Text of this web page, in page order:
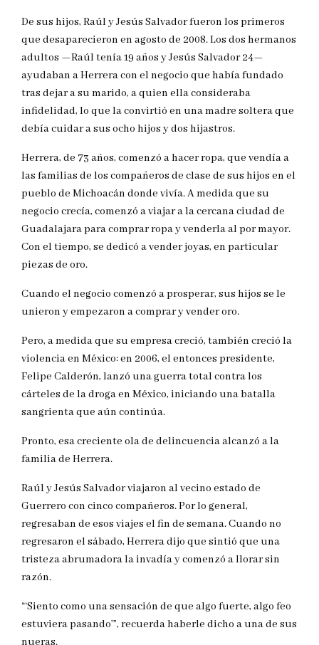
De sus hijos, Raúl y Jesús Salvador fueron los primeros
que desaparecieron en agosto de 2008. Los dos hermanos
adultos —Raúl tenía 19 años y Jesús Salvador 24—
ayudaban a Herrera con el negocio que había fundado
tras dejar a su marido, a quien ella consideraba
infidelidad, lo que la convirtió en una madre soltera que
debía cuidar a sus ocho hijos y dos hijastros.
Herrera, de 73 años, comenzó a hacer ropa, que vendía a
las familias de los compañeros de clase de sus hijos en el
pueblo de Michoacán donde vivía. A medida que su
negocio crecía, comenzó a viajar a la cercana ciudad de
Guadalajara para comprar ropa y venderla al por mayor.
Con el tiempo, se dedicó a vender joyas, en particular
piezas de oro.
Cuando el negocio comenzó a prosperar, sus hijos se le
unieron y empezaron a comprar y vender oro.
Pero, a medida que su empresa creció, también creció la
violencia en México: en 2006, el entonces presidente,
Felipe Calderón, lanzó una guerra total contra los
cárteles de la droga en México, iniciando una batalla
sangrienta que aún continúa.
Pronto, esa creciente ola de delincuencia alcanzó a la
familia de Herrera.
Raúl y Jesús Salvador viajaron al vecino estado de
Guerrero con cinco compañeros. Por lo general,
regresaban de esos viajes el fin de semana. Cuando no
regresaron el sábado, Herrera dijo que sintió que una
tristeza abrumadora la invadía y comenzó a llorar sin
razón.
“‘Siento como una sensación de que algo fuerte, algo feo
estuviera pasando’”, recuerda haberle dicho a una de sus
nueras.